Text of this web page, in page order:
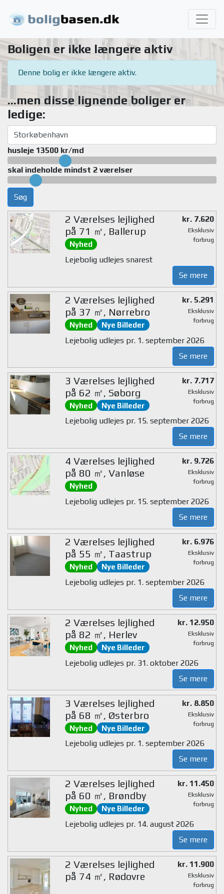
Boligen er ikke længere aktiv
Denne bolig er ikke længere aktiv.
...men disse lignende boliger er
ledige:
husleje 13500 kr/md
skal indeholde mindst 2 værelser
Søg
2 Værelses lejlighed
på 71 ㎡, Ballerup
Nyhed
kr. 7.620
Eksklusiv
forbrug
Lejebolig udlejes snarest
Se mere
2 Værelses lejlighed
på 37 ㎡, Nørrebro
Nyhed Nye Billeder
kr. 5.291
Eksklusiv
forbrug
Lejebolig udlejes pr. 1. september 2026
Se mere
3 Værelses lejlighed
på 62 ㎡, Søborg
Nyhed Nye Billeder
kr. 7.717
Eksklusiv
forbrug
Lejebolig udlejes pr. 15. september 2026
Se mere
4 Værelses lejlighed
på 80 ㎡, Vanløse
Nyhed
kr. 9.726
Eksklusiv
forbrug
Lejebolig udlejes pr. 15. september 2026
Se mere
2 Værelses lejlighed
på 55 ㎡, Taastrup
Nyhed Nye Billeder
kr. 6.976
Eksklusiv
forbrug
Lejebolig udlejes pr. 1. september 2026
Se mere
2 Værelses lejlighed
på 82 ㎡, Herlev
Nyhed Nye Billeder
kr. 12.950
Eksklusiv
forbrug
Lejebolig udlejes pr. 31. oktober 2026
Se mere
3 Værelses lejlighed
på 68 ㎡, Østerbro
Nyhed Nye Billeder
kr. 8.850
Eksklusiv
forbrug
Lejebolig udlejes pr. 1. september 2026
Se mere
2 Værelses lejlighed
på 60 ㎡, Brøndby
Nyhed Nye Billeder
kr. 11.450
Eksklusiv
forbrug
Lejebolig udlejes pr. 14. august 2026
Se mere
2 Værelses lejlighed
på 74 ㎡, Rødovre
kr. 11.900
Eksklusiv
forbrug